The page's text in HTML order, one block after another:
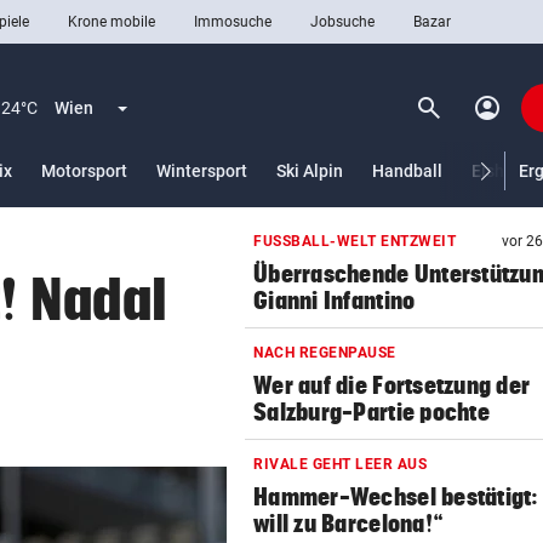
Krone mobile Immosuche Jobsuche Bazar
24°C Wien Menü aufklappen search Suchen
account_circle
Motorsport Wintersport Ski Alpin Handball
Nadal
FUSSBALL-WELT ENTZWEIT vor
Überraschende
Gianni Infantino
NACH REGENPAUSE
Wer auf die Fortsetzung der
Salzburg-Partie pochte
RIVALE GEHT LEER AUS
Hammer-Wechsel bestätigt:
will zu Barcelona!“